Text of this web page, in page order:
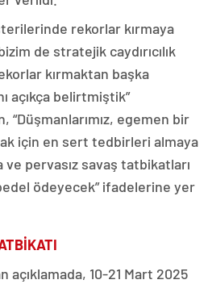
rekorlar kırmaya
de stratejik caydırıcılık
kırmaktan başka
açıkça belirtmiştik”
“Düşmanlarımız, egemen bir
için en sert tedbirleri almaya
pervasız savaş tatbikatları
ödeyecek” ifadelerine yer
açıklamada, 10-21 Mart 2025